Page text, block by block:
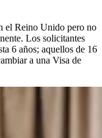
el Reino Unido pero no
Los solicitantes
6 años; aquellos de 16
a una Visa de